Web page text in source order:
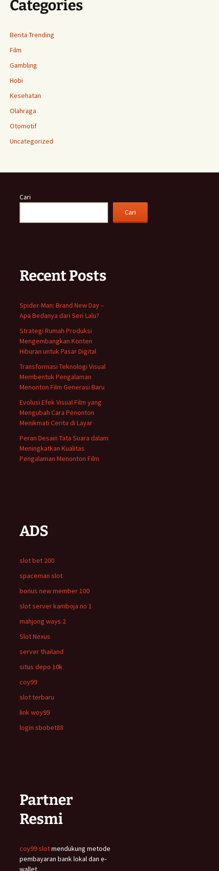
Categories
Berita Trending
Film
Gambling
Hobi
Kesehatan
Olahraga
Otomotif
Uncategorized
Cari
Cari
Recent Posts
Spider-Man: Brand New Day –
Apa Bedanya dari Seri Lalu?
Strategi Rumah Produksi
Mengembangkan Konten
Hiburan untuk Pasar Digital
Transformasi Teknologi Visual
Membentuk Pengalaman
Menonton Film Generasi Baru
Evolusi Efek Visual Film yang
Mengubah Cara Penonton
Menikmati Cerita di Layar
Peran Desain Tata Suara dalam
Meningkatkan Kualitas
Pengalaman Menonton Film
ADS
slot bet 200
spaceman slot
bonus new member 100
slot server kamboja no 1
mahjong ways 2
Slot Nexus
server thailand
situs depo 10k
coy99
slot terbaru
link woy99
login sbobet88
Partner
Resmi
coy99 slotmendukung metode
pembayaran bank lokal dan e-
wallet.